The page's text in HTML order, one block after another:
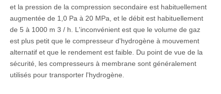
et la pression de la compression secondaire est habituellement
augmentée de 1,0 Pa à 20 MPa, et le débit est habituellement
de 5 à 1000 m 3 / h. L'inconvénient est que le volume de gaz
est plus petit que le compresseur d'hydrogène à mouvement
alternatif et que le rendement est faible. Du point de vue de la
sécurité, les compresseurs à membrane sont généralement
utilisés pour transporter l'hydrogène.